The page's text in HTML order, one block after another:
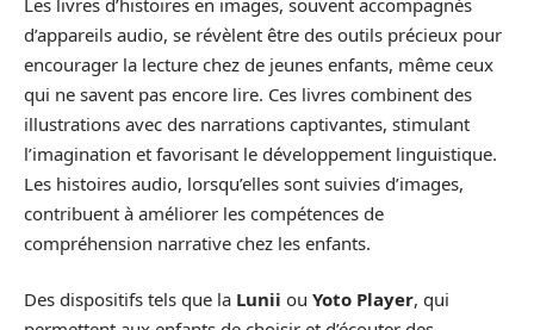
d’appareils audio, se révèlent être des outils précieux pour
encourager la lecture chez de jeunes enfants, même ceux
qui ne savent pas encore lire. Ces livres combinent des
illustrations avec des narrations captivantes, stimulant
l’imagination et favorisant le développement linguistique.
Les histoires audio, lorsqu’elles sont suivies d’images,
contribuent à améliorer les compétences de
compréhension narrative chez les enfants.
Des dispositifs tels que la Lunii ou Yoto Player, qui